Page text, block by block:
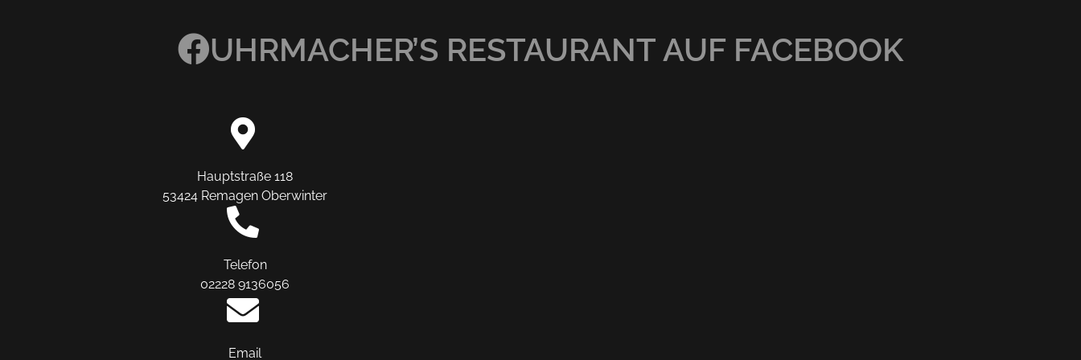
UHRMACHER’S RESTAURANT AUF FACEBOOK
Hauptstraße 118
53424 Remagen Oberwinter
Telefon
02228 9136056
Email